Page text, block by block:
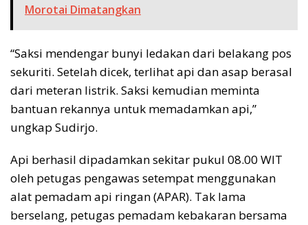
Morotai Dimatangkan
“Saksi mendengar bunyi ledakan dari belakang pos
sekuriti. Setelah dicek, terlihat api dan asap berasal
dari meteran listrik. Saksi kemudian meminta
bantuan rekannya untuk memadamkan api,”
ungkap Sudirjo.
Api berhasil dipadamkan sekitar pukul 08.00 WIT
oleh petugas pengawas setempat menggunakan
alat pemadam api ringan (APAR). Tak lama
berselang, petugas pemadam kebakaran bersama